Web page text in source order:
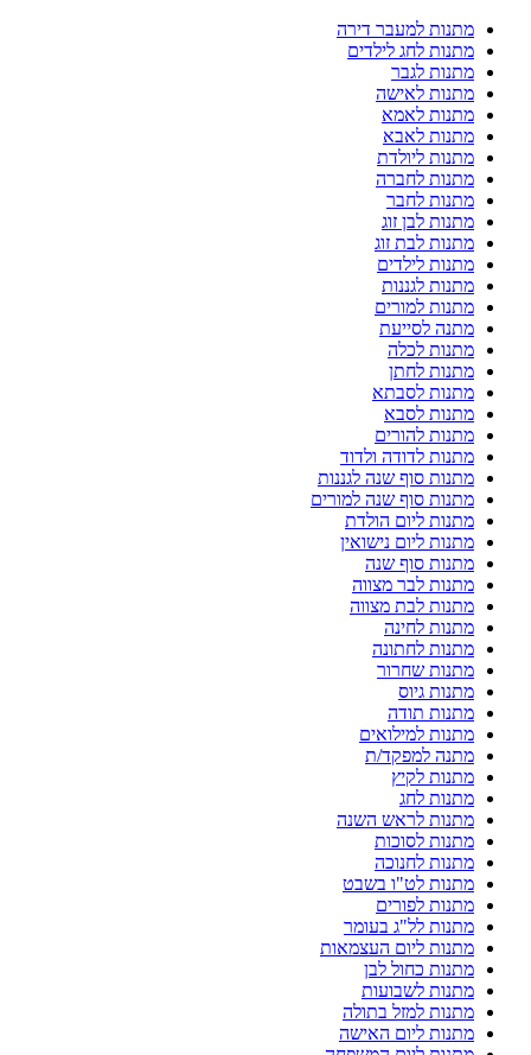
מתנות למעבר דירה
מתנות לחג לילדים
מתנות לגבר
מתנות לאישה
מתנות לאמא
מתנות לאבא
מתנות ליולדת
מתנות לחברה
מתנות לחבר
מתנות לבן זוג
מתנות לבת זוג
מתנות לילדים
מתנות לגננות
מתנות למורים
מתנה לסייעת
מתנות לכלה
מתנות לחתן
מתנות לסבתא
מתנות לסבא
מתנות להורים
מתנות לדודה ולדוד
מתנות סוף שנה לגננות
מתנות סוף שנה למורים
מתנות ליום הולדת
מתנות ליום נישואין
מתנות סוף שנה
מתנות לבר מצווה
מתנות לבת מצווה
מתנות לחינה
מתנות לחתונה
מתנות שחרור
מתנות גיוס
מתנות תודה
מתנות למילואים
מתנה למפקד/ת
מתנות לקיץ
מתנות לחג
מתנות לראש השנה
מתנות לסוכות
מתנות לחנוכה
מתנות לט"ו בשבט
מתנות לפורים
מתנות לל"ג בעומר
מתנות ליום העצמאות
מתנות כחול לבן
מתנות לשבועות
מתנות למזל בתולה
מתנות ליום האישה